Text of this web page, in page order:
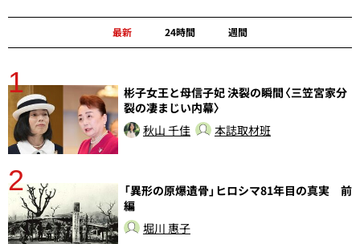
最新 24時間 週間
1
彬子女王と母信子妃 決裂の瞬間〈三笠宮家分
裂の凄まじい内幕〉
秋山 千佳
本誌取材班
2
「異形の原爆遺骨」ヒロシマ81年目の真実 前
編
堀川 惠子